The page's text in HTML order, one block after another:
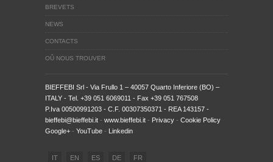
BREVETS
NEWS
CONTACTS
OÛ NOUS TROUVER
BIEFFEBI Srl - Via Frullo 1 – 40057 Quarto Inferiore (BO) –
ITALY - Tel. +39 051 6069011 - Fax +39 051 767508
P.Iva 00500991203 - C.F. 00307350371 - REA 143157 -
bieffebi@bieffebi.it - www.bieffebi.it - Privacy - Cookie Policy
Google+ - YouTube - Linkedin
IT EN ES DE FR